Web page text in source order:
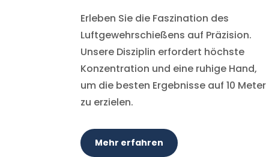
Erleben Sie die Faszination des
Luftgewehrschießens auf Präzision.
Unsere Disziplin erfordert höchste
Konzentration und eine ruhige Hand,
um die besten Ergebnisse auf 10 Meter
zu erzielen.
Mehr erfahren